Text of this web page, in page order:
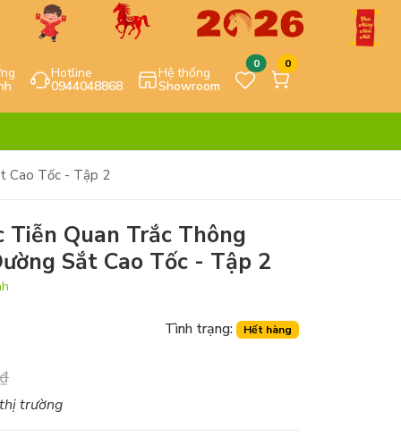
Hotline
0944048868
Hệ thống
Showroom
0 0
Cao Tốc - Tập 2
Tiễn Quan Trắc Thông
Sắt Cao Tốc - Tập 2
Tình trạng: Hết hàng
trường